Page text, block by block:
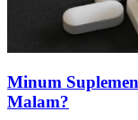
Minum
Malam?